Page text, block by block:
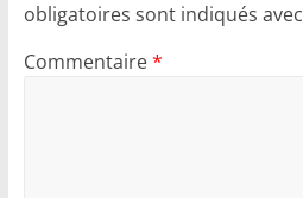
obligatoires sont indiqués avec
Commentaire*